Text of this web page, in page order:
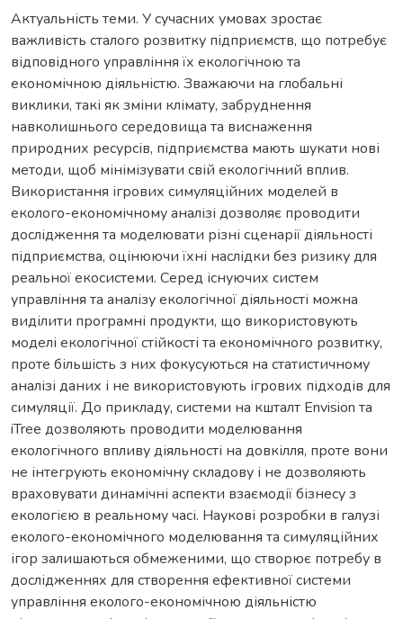
Актуальність теми. У сучасних умовах зростає
важливість сталого розвитку підприємств, що потребує
відповідного управління їх екологічною та
економічною діяльністю. Зважаючи на глобальні
виклики, такі як зміни клімату, забруднення
навколишнього середовища та виснаження
природних ресурсів, підприємства мають шукати нові
методи, щоб мінімізувати свій екологічний вплив.
Використання ігрових симуляційних моделей в
еколого-економічному аналізі дозволяє проводити
дослідження та моделювати різні сценарії діяльності
підприємства, оцінюючи їхні наслідки без ризику для
реальної екосистеми. Серед існуючих систем
управління та аналізу екологічної діяльності можна
виділити програмні продукти, що використовують
моделі екологічної стійкості та економічного розвитку,
проте більшість з них фокусуються на статистичному
аналізі даних і не використовують ігрових підходів для
симуляції. До прикладу, системи на кшталт Envision та
iTree дозволяють проводити моделювання
екологічного впливу діяльності на довкілля, проте вони
не інтегрують економічну складову і не дозволяють
враховувати динамічні аспекти взаємодії бізнесу з
екологією в реальному часі. Наукові розробки в галузі
еколого-економічного моделювання та симуляційних
ігор залишаються обмеженими, що створює потребу в
дослідженнях для створення ефективної системи
управління еколого-економічною діяльністю